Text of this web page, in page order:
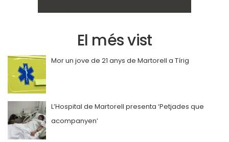
El més vist
Mor un jove de 21 anys de Martorell a Tírig
L’Hospital de Martorell presenta ‘Petjades que
acompanyen’